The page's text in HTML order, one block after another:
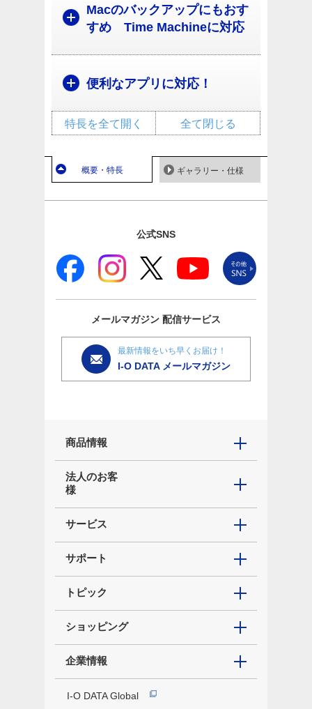
Macのバックアップにもおす
すめ Time Machineに対応
便利なアプリに対応！
全て閉じる
特長を全て開く
概要・特長 ギャラリー・仕様
公式SNS
メールマガジン 配信サービス
最新情報をいち早くお届け！
I-O DATA メールマガジン
商品情報
法人のお客
様
サービス
サポート
トピック
ショッピング
企業情報
I-O DATA Global